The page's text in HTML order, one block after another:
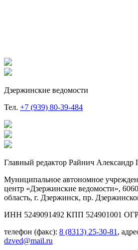
Дзержинские ведомости
Тел. +7 (939) 80-39-484
Главный редактор Райнич Александр
Муниципальное автономное
центр «Дзержинские ведомости»,
область, г. Дзержинск, пр.
ИНН 5249091492 КПП 524901001
телефон (факс): 8 (8313) 25-30-81 ,
dzved@mail.ru